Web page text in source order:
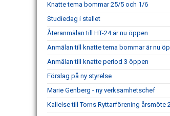
Knatte tema bommar 25/5 och 1/6
Studiedag i stallet
Återanmälan till HT-24 är nu öppen
Anmälan till knatte tema bommar är nu
Anmälan till knatte period 3 öppen
Förslag på ny styrelse
Marie Genberg - ny verksamhetschef
Kallelse till Torns Ryttarförening årsmöte